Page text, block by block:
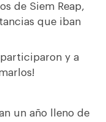
de Siem Reap,
que iban
participaron y a
un año lleno de